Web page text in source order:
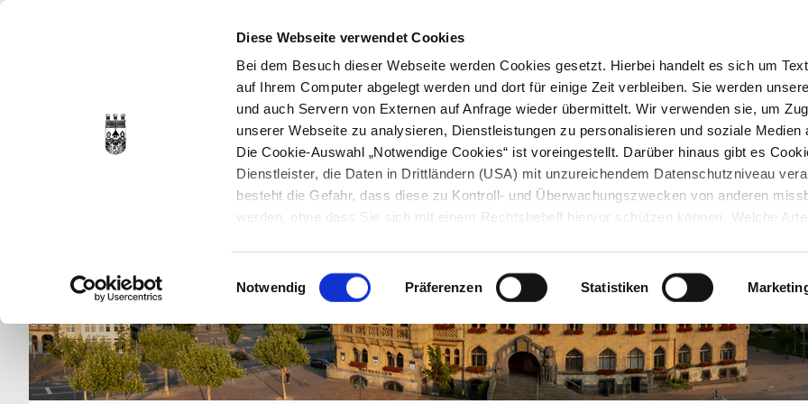
Diese Webseite verwendet Cookies
Bei dem Besuch dieser Webseite werden Cookies gesetzt. Hierbei handelt es sich um
auf Ihrem Computer abgelegt werden und dort für einige Zeit verbleiben. Sie werden
und auch Servern von Externen auf Anfrage wieder übermittelt. Wir verwenden sie, um
unserer Webseite zu analysieren, Dienstleistungen zu personalisieren und soziale Medien
Die Cookie-Auswahl „Notwendige Cookies“ ist voreingestellt. Darüber hinaus gibt es
Dienstleister, die Daten in Drittländern (USA) mit unzureichendem Datenschutzniveau
besteht die Gefahr, dass diese zu Kontroll- und Überwachungszwecken von anderen
werden, ohne dass Sie sich mit einem Rechtsbehelf hiervor schützen können. Welche
Datenschutzerklärung
entnehmen. Die von Ihnen getroffene Auswahl der gewünschten
jederzeit mit Wirkung für die Zukunft angepasst oder
werden.
Einwilligungsauswahl
Notwendig Präferenzen Statistiken
STARTSEITE